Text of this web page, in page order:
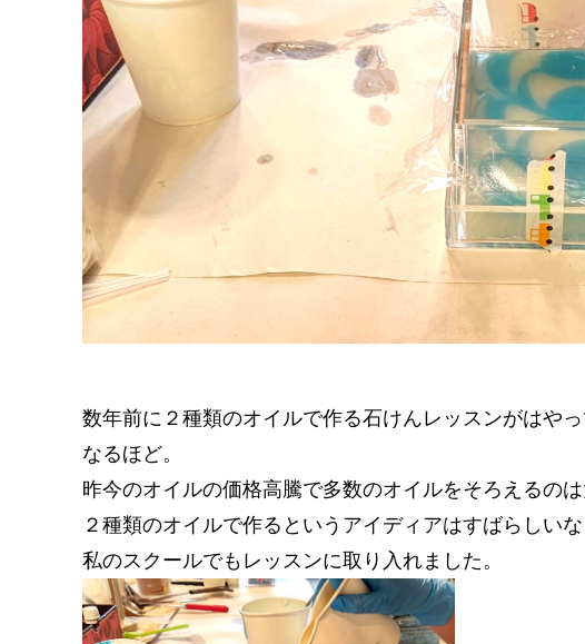
数年前に２種類のオイルで作る石けんレッスンがはやっ
なるほど。
昨今のオイルの価格高騰で多数のオイルをそろえるのは
２種類のオイルで作るというアイディアはすばらしいな
私のスクールでもレッスンに取り入れました。